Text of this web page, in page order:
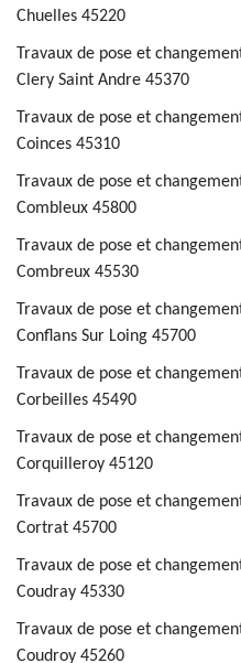
Chuelles 45220
Travaux de pose et
Clery Saint Andre 45370
Travaux de pose et
Coinces 45310
Travaux de pose et
Combleux 45800
Travaux de pose et
Combreux 45530
Travaux de pose et
Conflans Sur Loing 45700
Travaux de pose et
Corbeilles 45490
Travaux de pose et
Corquilleroy 45120
Travaux de pose et
Cortrat 45700
Travaux de pose et
Coudray 45330
Travaux de pose et
Coudroy 45260